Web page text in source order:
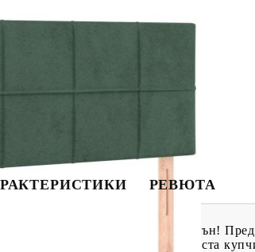
РЕВЮТА
за да се насладите на спокоен сън!
материя, която се отличава с гъста